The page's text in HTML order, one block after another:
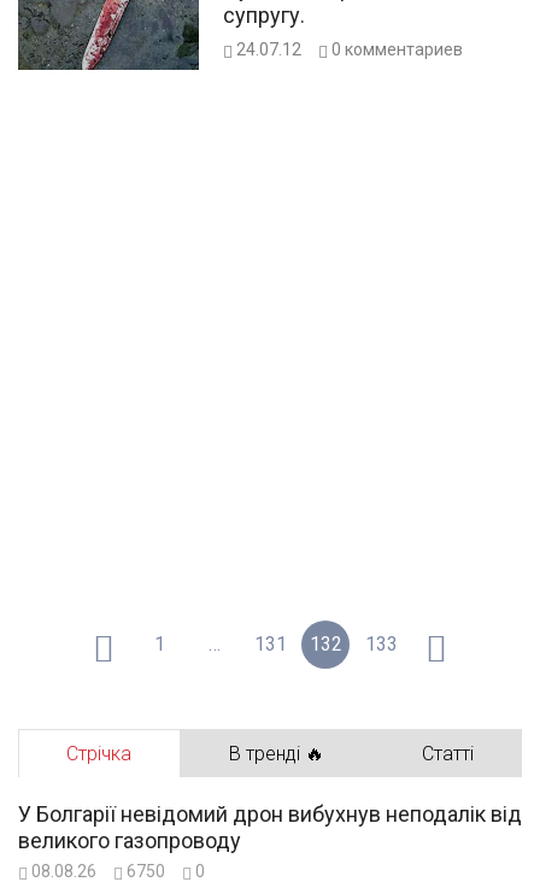
супругу.
24.07.12 0 комментариев
1 … 131 132 133
Стрічка В тренді 🔥 Статті
У Болгарії невідомий дрон вибухнув неподалік від
великого газопроводу
08.08.26 6750 0